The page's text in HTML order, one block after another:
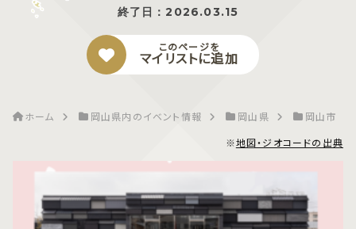
終了日：2026.03.15
このページを
マイリストに追加
ホーム 岡山県内のイベント情報 岡山県
岡山市
※地図・ジオコードの出典